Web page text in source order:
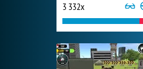
3 332x